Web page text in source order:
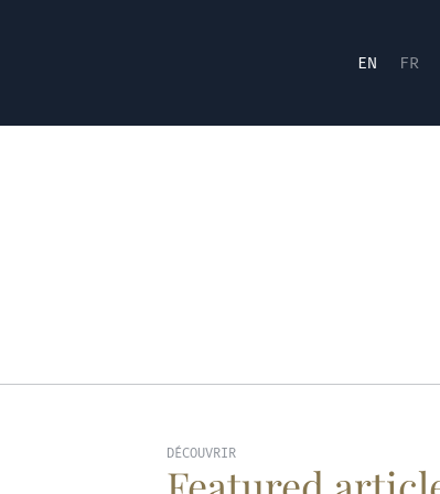
EN FR
DÉCOUVRIR